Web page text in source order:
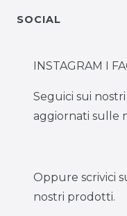
SOCIAL
INSTAGRAM I
Seguici sui
aggiornati sulle
Oppure scrivici
nostri prodotti.